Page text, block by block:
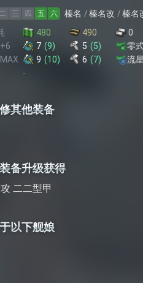
三 四 五 六 榛名 榛名改 榛名
480 490 0
7 (9) 5 (5) 零
9 (10) 6 (7) 流星
-
其他装备
备升级获得
二二型甲
以下舰娘